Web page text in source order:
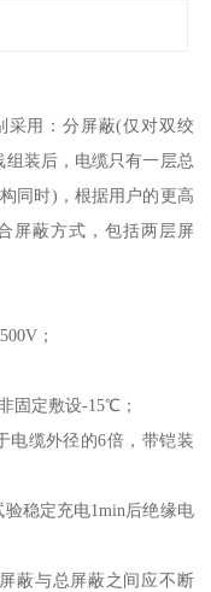
采用：分屏蔽(仅对双绞
装后，电缆只有一层总
同时)，根据用户的更高
屏蔽方式，包括两层屏
；
固定敷设-15℃；
电缆外径的6倍，带铠装
稳定充电1min后绝缘电
蔽与总屏蔽之间应不断